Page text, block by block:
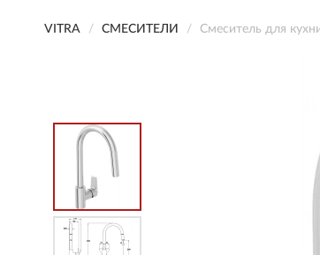
VITRA СМЕСИТЕЛИ Смеситель для